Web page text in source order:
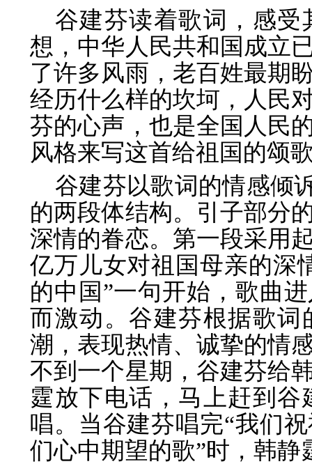
谷建芬读着歌词，感
想，中华人民共和国成立
了许多风雨，老百姓最期
经历什么样的坎坷，人民
芬的心声，也是全国人民
风格来写这首给祖国的颂
谷建芬以歌词的情感倾
的两段体结构。 引子部分
深情的眷恋。第一段采用
亿万儿女对祖国母亲的深
的中国”一句开始，歌曲
而激动。谷建芬根据歌
潮，表现热情、诚挚的情
不到一个星期，谷建芬给
霆放下电话， 马上赶到谷
唱。当谷建芬唱完“我们
们心中期望的歌”时，韩